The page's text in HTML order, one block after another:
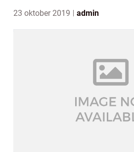
23 oktober 2019 admin